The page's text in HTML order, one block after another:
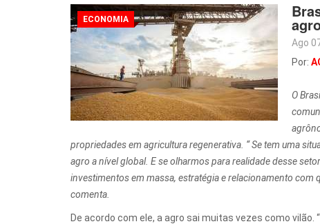
ECONOMIA
Ago
Por:
O
propriedades em agricultura regenerativa. “ Se tem uma
agro a nível global. E se olharmos para realidade desse
investimentos em massa, estratégia e relacionamento com
comenta.
De acordo com ele, a agro sai muitas vezes como